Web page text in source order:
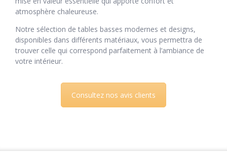
atmosphère chaleureuse.
Notre sélection de tables basses modernes et designs,
disponibles dans différents matériaux, vous permettra de
trouver celle qui correspond parfaitement à l’ambiance de
votre intérieur.
Consultez nos avis clients